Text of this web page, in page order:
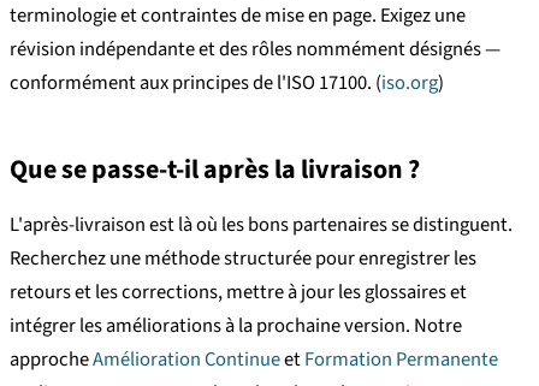
terminologie et contraintes de mise en page. Exigez une
révision indépendante et des rôles nommément désignés —
conformément aux principes de l'ISO 17100. (iso.org)
Que se passe-t-il après la livraison ?
L'après-livraison est là où les bons partenaires se distinguent.
Recherchez une méthode structurée pour enregistrer les
retours et les corrections, mettre à jour les glossaires et
intégrer les améliorations à la prochaine version. Notre
approcheAmélioration ContinueetFormation Permanente